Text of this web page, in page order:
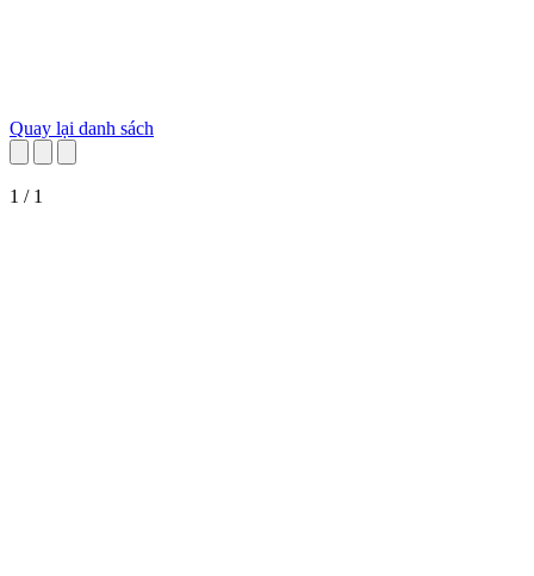
Quay lại danh sách
1 / 1